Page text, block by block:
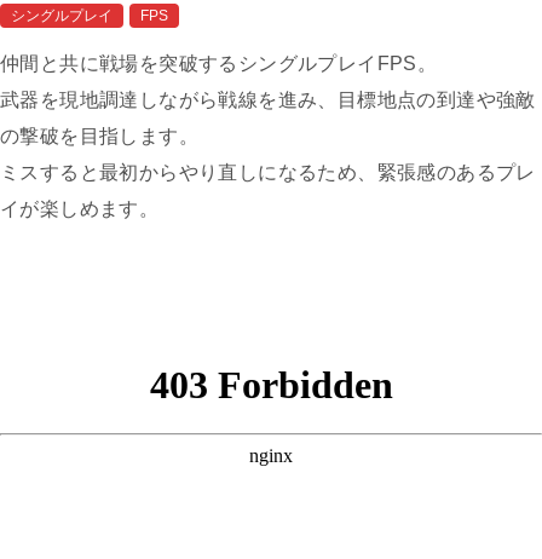
シングルプレイ FPS
仲間と共に戦場を突破するシングルプレイFPS。
武器を現地調達しながら戦線を進み、目標地点の到達や強敵
の撃破を目指します。
ミスすると最初からやり直しになるため、緊張感のあるプレ
イが楽しめます。